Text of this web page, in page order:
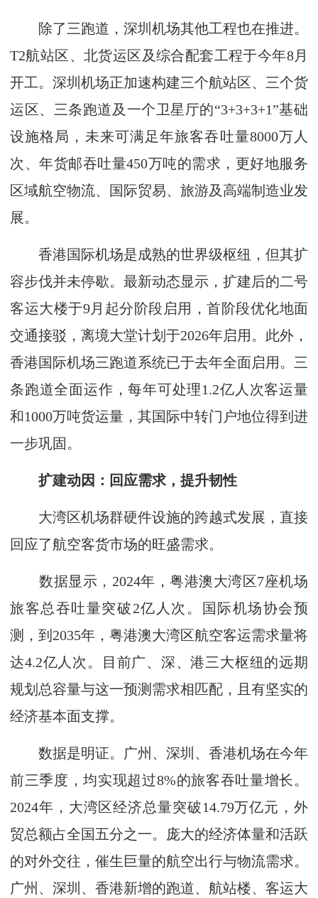
除了三跑道，深圳机场其他工程也在推进。
T2航站区、北货运区及综合配套工程于今年8月
开工。深圳机场正加速构建三个航站区、三个货
运区、三条跑道及一个卫星厅的“3+3+3+1”基础
设施格局，未来可满足年旅客吞吐量8000万人
次、年货邮吞吐量450万吨的需求，更好地服务
区域航空物流、国际贸易、旅游及高端制造业发
展。
香港国际机场是成熟的世界级枢纽，但其扩
容步伐并未停歇。最新动态显示，扩建后的二号
客运大楼于9月起分阶段启用，首阶段优化地面
交通接驳，离境大堂计划于2026年启用。此外，
香港国际机场三跑道系统已于去年全面启用。三
条跑道全面运作，每年可处理1.2亿人次客运量
和1000万吨货运量，其国际中转门户地位得到进
一步巩固。
扩建动因：回应需求，提升韧性
大湾区机场群硬件设施的跨越式发展，直接
回应了航空客货市场的旺盛需求。
数据显示，2024年，粤港澳大湾区7座机场
旅客总吞吐量突破2亿人次。国际机场协会预
测，到2035年，粤港澳大湾区航空客运需求量将
达4.2亿人次。目前广、深、港三大枢纽的远期
规划总容量与这一预测需求相匹配，且有坚实的
经济基本面支撑。
数据是明证。广州、深圳、香港机场在今年
前三季度，均实现超过8%的旅客吞吐量增长。
2024年，大湾区经济总量突破14.79万亿元，外
贸总额占全国五分之一。庞大的经济体量和活跃
的对外交往，催生巨量的航空出行与物流需求。
广州、深圳、香港新增的跑道、航站楼、客运大